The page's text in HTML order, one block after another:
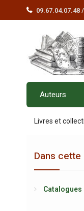
09.67.04.07.48
Auteurs
Livres et
Dans
Catalogues